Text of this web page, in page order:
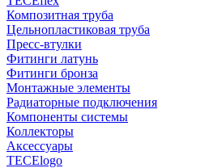
Композитная труба
Цельнопластиковая труба
Пресс-втулки
Фитинги латунь
Фитинги бронза
Монтажные элементы
Радиаторные подключения
Компоненты системы
Коллекторы
Аксессуары
TECElogo